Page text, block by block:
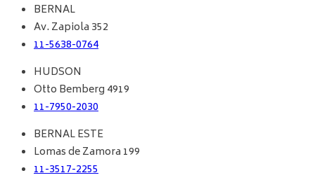
BERNAL
Av. Zapiola 352
11-5638-0764
HUDSON
Otto Bemberg 4919
11-7950-2030
BERNAL ESTE
Lomas de Zamora 199
11-3517-2255